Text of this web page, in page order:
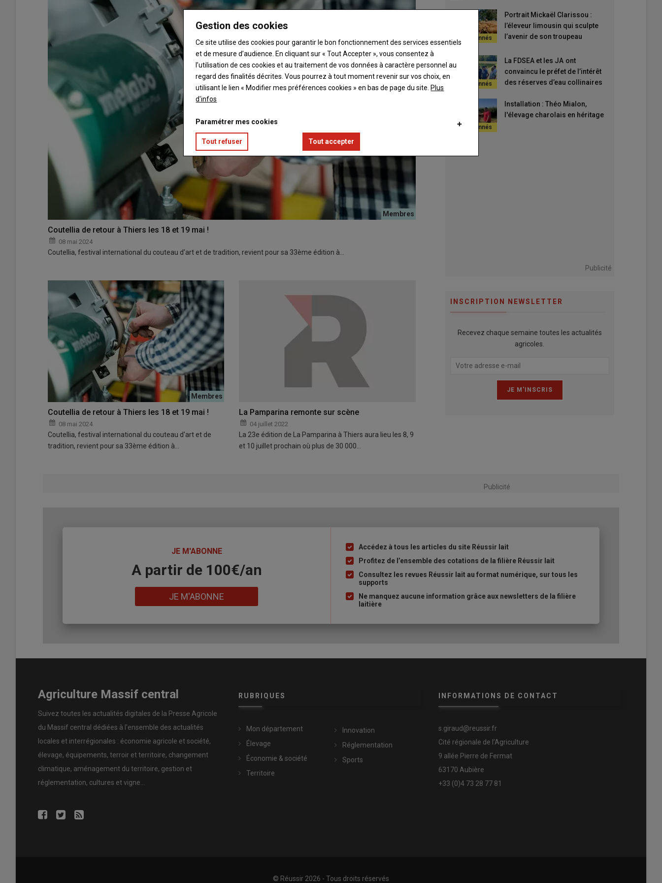
Coutellia de retour à Thiers les 18 et 19 mai !
08 mai 2024
Coutellia, festival international du couteau d'art et de tradition, revient pour sa 33ème édition à…
Coutellia de retour à Thiers les 18 et 19 mai !
08 mai 2024
Coutellia, festival international du couteau d'art et de
tradition, revient pour sa 33ème édition à…
La Pamparina remonte sur scène
04 juillet 2022
La 23e édition de La Pamparina à Thiers aura lieu les 8, 9
et 10 juillet prochain où plus de 30 000…
Portrait Mickaël Clarissou :
l’éleveur limousin qui sculpte
l’avenir de son troupeau
La FDSEA et les JA ont
convaincu le préfet de l’intérêt
des réserves d’eau collinaires
Installation : Théo Mialon,
l'élevage charolais en héritage
Publicité
INSCRIPTION NEWSLETTER
Recevez chaque semaine toutes les actualités
agricoles.
Publicité
JE M'ABONNE
A partir de 100€/an
JE M'ABONNE
Liste
à
puce
Accédez à tous les articles du site Réussir lait
Profitez de l’ensemble des cotations de la filière Réussir lait
Consultez les revues Réussir lait au format numérique, sur tous les
supports
Ne manquez aucune information grâce aux newsletters de la filière
laitière
Agriculture Massif central
Suivez toutes les actualités digitales de la Presse Agricole
du Massif central dédiées à l'ensemble des actualités
locales et interrégionales : économie agricole et société,
élevage, équipements, terroir et territoire, changement
climatique, aménagement du territoire, gestion et
réglementation, cultures et vigne...
RUBRIQUES
Mon département
Élevage
Économie & société
Territoire
Innovation
Réglementation
Sports
INFORMATIONS DE CONTACT
s.giraud@reussir.fr
Cité régionale de l’Agriculture
9 allée Pierre de Fermat
63170 Aubière
+33 (0)4 73 28 77 81
© Réussir 2026 - Tous droits réservés
Gestion des cookies
Ce site utilise des cookies pour garantir le bon fonctionnement des services essentiels
et de mesure d’audience. En cliquant sur « Tout Accepter », vous consentez à
l’utilisation de ces cookies et au traitement de vos données à caractère personnel au
regard des finalités décrites. Vous pourrez à tout moment revenir sur vos choix, en
utilisant le lien « Modifier mes préférences cookies » en bas de page du site.Plus
d'infos
Paramétrer mes cookies
Tout refuser Tout accepter